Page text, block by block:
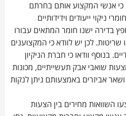
כי אנשי המקצוע אותם בחרתם
ניקוי ייעודים וידידותיים
בדירה ישנו חומר המתאים עבורו
שריטות. לכן יש לוודא כי המקצוענים
בנוסף וודאו כי חברת הניקיון
שואבי אבק תעשייתיים, מכונות
אביזרים באמצעותם ניתן לנקות
השוואות מחירים בין הצעות